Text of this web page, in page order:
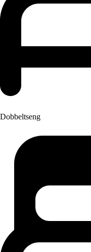
Dobbeltseng